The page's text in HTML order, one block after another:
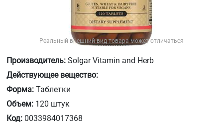
Реальный внешний вид товара может отличаться
Производитель: Solgar Vitamin and Herb
Действующее вещество:
Форма: Таблетки
Объем: 120 штук
Код: 0033984017368